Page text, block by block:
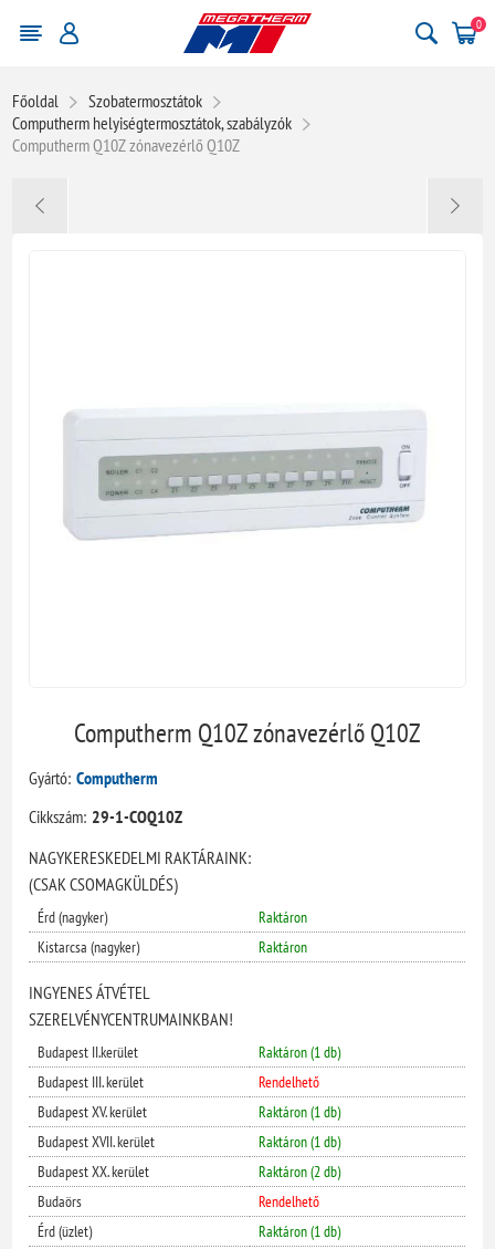
0
Főoldal
Szobatermosztátok
Computherm helyiségtermosztátok, szabályzók
Computherm Q10Z zónavezérlő Q10Z
Computherm Q10Z zónavezérlő Q10Z
Gyártó: Computherm
Cikkszám: 29-1-COQ10Z
NAGYKERESKEDELMI RAKTÁRAINK:
(CSAK CSOMAGKÜLDÉS)
Érd (nagyker)
Raktáron
Kistarcsa (nagyker)
Raktáron
INGYENES ÁTVÉTEL
SZERELVÉNYCENTRUMAINKBAN!
Budapest II.kerület
Raktáron (1 db)
Budapest III. kerület
Rendelhető
Budapest XV. kerület
Raktáron (1 db)
Budapest XVII. kerület
Raktáron (1 db)
Budapest XX. kerület
Raktáron (2 db)
Budaörs
Rendelhető
Érd (üzlet)
Raktáron (1 db)